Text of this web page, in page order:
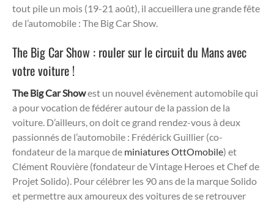
tout pile un mois (19-21 août), il accueillera une grande fête
de l’automobile : The Big Car Show.
The Big Car Show : rouler sur le circuit du Mans avec
votre voiture !
The Big Car Showest un nouvel évènement automobile qui
a pour vocation de fédérer autour de la passion de la
voiture. D’ailleurs, on doit ce grand rendez-vous à deux
passionnés de l’automobile : Frédérick Guillier (co-
fondateur de la marque de miniatures OttOmobile) et
Clément Rouvière (fondateur de Vintage Heroes et Chef de
Projet Solido). Pour célébrer les 90 ans de la marque Solido
et permettre aux amoureux des voitures de se retrouver